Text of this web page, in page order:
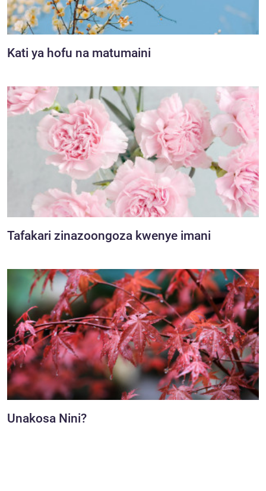
Kati ya hofu na matumaini
Tafakari zinazoongoza kwenye imani
Unakosa Nini?